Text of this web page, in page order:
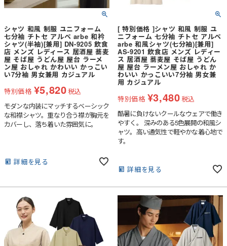
シャツ 和風 制服 ユニフォーム
七分袖 チトセ アルベ arbe 和衿
シャツ(半袖)[兼用] DN-9205 飲食
店 メンズ レディース 居酒屋 蕎麦
屋 そば屋 うどん屋 屋台 ラーメ
ン屋 おしゃれ かわいい かっこい
い7分袖 男女兼用 カジュアル
特別価格 ¥5,820税込
モダンな内装にマッチするベーシック
な和襟シャツ。重なり合う襟が胸元を
カバーし、落ち着いた雰囲気に。
詳細を見る
[ 特別価格 ]シャツ 和風 制服 ユ
ニフォーム 七分袖 チトセ アルベ
arbe 和風シャツ(七分袖)[兼用]
AS-9201 飲食店 メンズ レディー
ス 居酒屋 蕎麦屋 そば屋 うどん
屋 屋台 ラーメン屋 おしゃれ か
わいい かっこいい7分袖 男女兼
用 カジュアル
特別価格 ¥3,480税込
酷暑に負けないクールなウェアで働き
やすく。 深みのある5色展開の和風シ
ャツ。高い通気性で軽やかな着心地で
す。
詳細を見る